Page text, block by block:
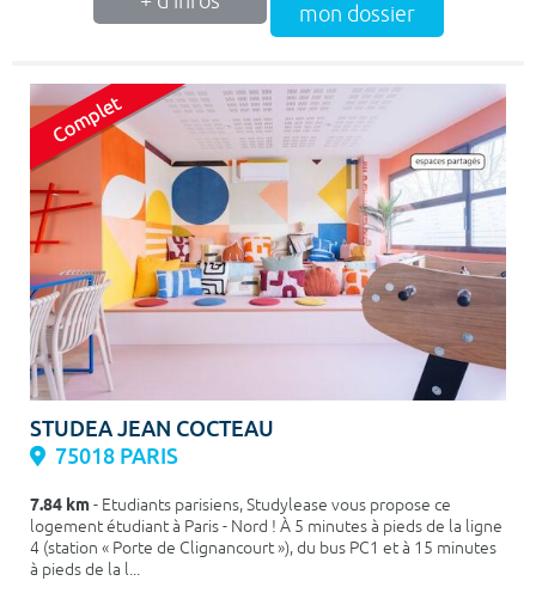
mon dossier
STUDEA JEAN COCTEAU
75018 PARIS
7.84 km- Etudiants parisiens, Studylease vous propose ce
logement étudiant à Paris - Nord ! À 5 minutes à pieds de la ligne
4 (station « Porte de Clignancourt »), du bus PC1 et à 15 minutes
à pieds de la l...